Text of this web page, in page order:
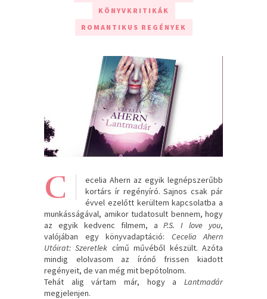
KÖNYVKRITIKÁK
ROMANTIKUS REGÉNYEK
C
ecelia Ahern az egyik legnépszerűbb
kortárs ír regényíró. Sajnos csak pár
évvel ezelőtt kerültem kapcsolatba a
munkásságával, amikor tudatosult bennem, hogy
az egyik kedvenc filmem, aP.S. I love you,
valójában egy könyvadaptáció: Cecelia Ahern
Utóirat: Szeretlek című művéből készült. Azóta
mindig elolvasom az írónő frissen kiadott
regényeit, de van még mit bepótolnom.
Tehát alig vártam már, hogy a Lantmadár
megjelenjen.